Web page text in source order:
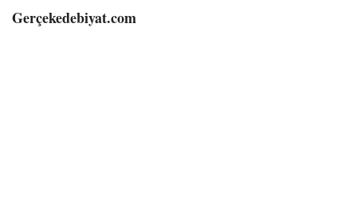
Gerçekedebiyat.com